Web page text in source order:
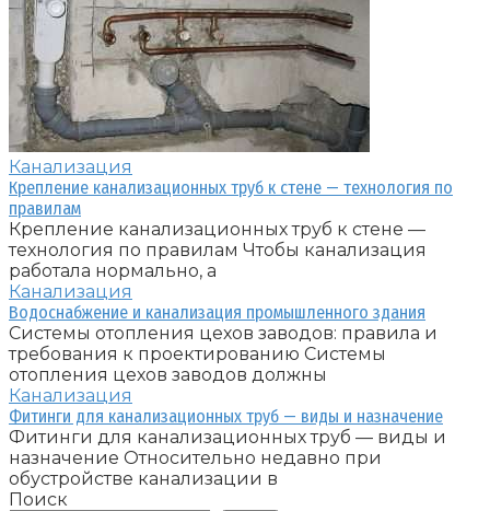
Канализация
Крепление канализационных труб к стене — технология по
правилам
Крепление канализационных труб к стене —
технология по правилам Чтобы канализация
работала нормально, а
Канализация
Водоснабжение и канализация промышленного здания
Системы отопления цехов заводов: правила и
требования к проектированию Системы
отопления цехов заводов должны
Канализация
Фитинги для канализационных труб — виды и назначение
Фитинги для канализационных труб — виды и
назначение Относительно недавно при
обустройстве канализации в
Поиск